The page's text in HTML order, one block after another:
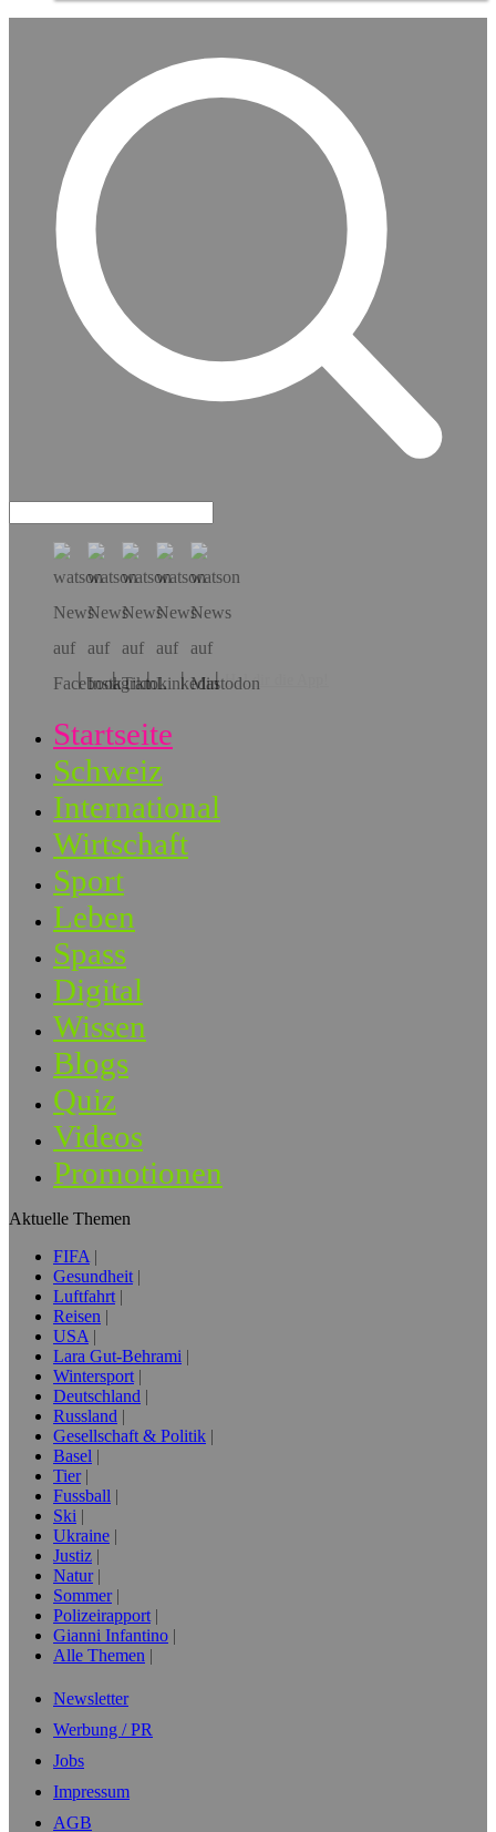
Hol dir die App!
Startseite
Schweiz
International
Wirtschaft
Sport
Leben
Spass
Digital
Wissen
Blogs
Quiz
Videos
Promotionen
Aktuelle Themen
FIFA
Gesundheit
Luftfahrt
Reisen
USA
Lara Gut-Behrami
Wintersport
Deutschland
Russland
Gesellschaft & Politik
Basel
Tier
Fussball
Ski
Ukraine
Justiz
Natur
Sommer
Polizeirapport
Gianni Infantino
Alle Themen
Newsletter
Werbung / PR
Jobs
Impressum
AGB